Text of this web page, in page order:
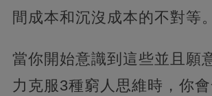
間成本和沉沒成本的不對等。
當你開始意識到這些並且願
力克服3種窮人思維時，你